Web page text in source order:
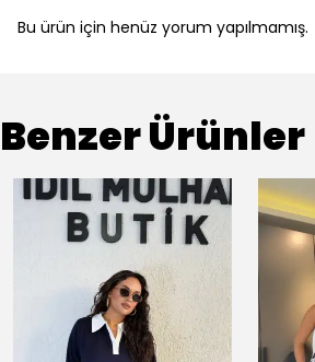
Bu ürün için henüz yorum yapılmamış.
Benzer Ürünler